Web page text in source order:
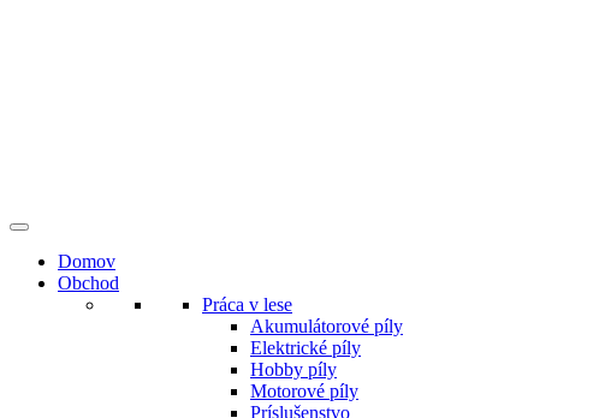
Domov
Obchod
Práca v lese
Akumulátorové píly
Elektrické píly
Hobby píly
Motorové píly
Príslušenstvo